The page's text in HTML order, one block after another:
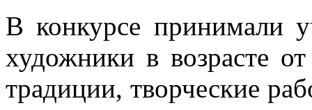
В конкурсе принимали
художники в возрасте
традиции, творческие